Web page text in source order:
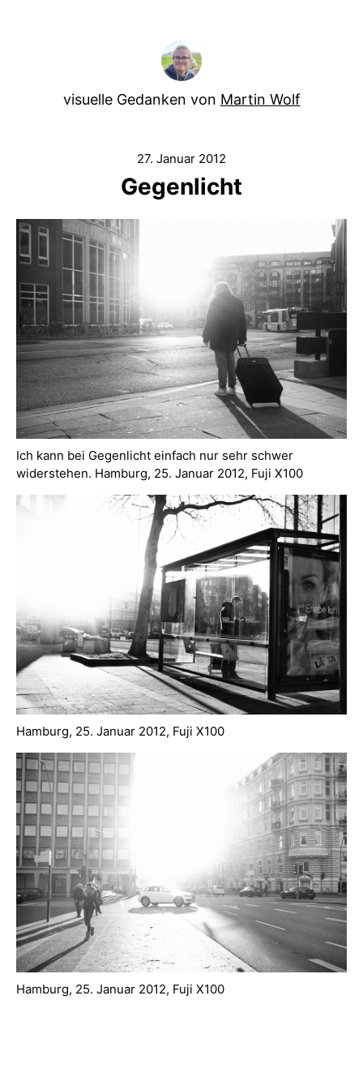
visuelle Gedanken von Martin Wolf
27. Januar 2012
Gegenlicht
Ich kann bei Gegenlicht einfach nur sehr schwer
widerstehen. Hamburg, 25. Januar 2012, Fuji X100
Hamburg, 25. Januar 2012, Fuji X100
Hamburg, 25. Januar 2012, Fuji X100